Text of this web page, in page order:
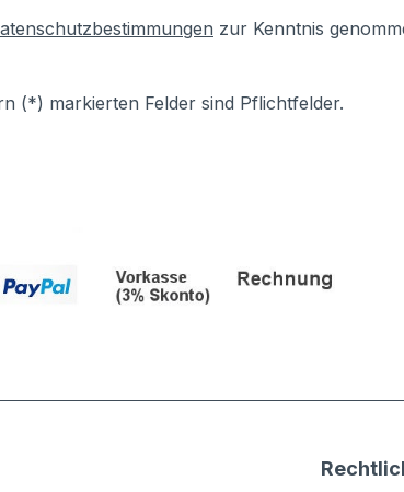
zur Kenntnis
(*) markierten Felder sind Pflichtfelder.